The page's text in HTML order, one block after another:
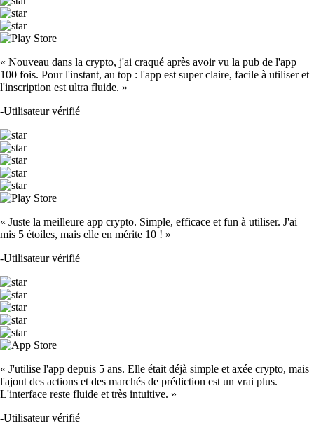
« Nouveau dans la crypto, j'ai craqué après avoir vu la pub de l'app
100 fois. Pour l'instant, au top : l'app est super claire, facile à utiliser et
l'inscription est ultra fluide. »
-Utilisateur vérifié
« Juste la meilleure app crypto. Simple, efficace et fun à utiliser. J'ai
mis 5 étoiles, mais elle en mérite 10 ! »
-Utilisateur vérifié
« J'utilise l'app depuis 5 ans. Elle était déjà simple et axée crypto, mais
l'ajout des actions et des marchés de prédiction est un vrai plus.
L'interface reste fluide et très intuitive. »
-Utilisateur vérifié